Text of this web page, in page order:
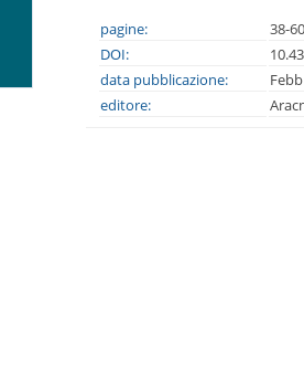
pagine:
38-60
DOI:
data pubblicazione:
editore: